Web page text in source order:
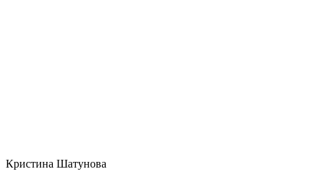
Кристина Шатунова